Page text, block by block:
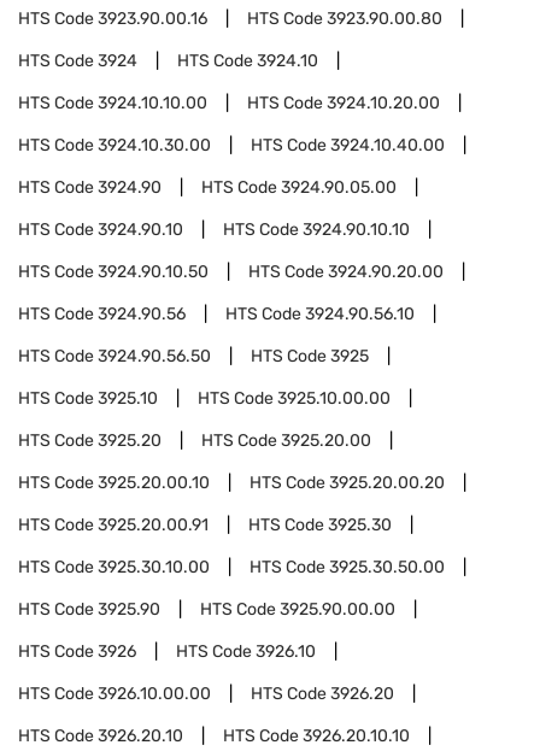
HTS Code3923.90.00.16 HTS Code3923.90.00.80
HTS Code3924 HTS Code3924.10
HTS Code3924.10.10.00 HTS Code3924.10.20.00
HTS Code3924.10.30.00 HTS Code3924.10.40.00
HTS Code3924.90 HTS Code3924.90.05.00
HTS Code3924.90.10 HTS Code3924.90.10.10
HTS Code3924.90.10.50 HTS Code3924.90.20.00
HTS Code3924.90.56 HTS Code3924.90.56.10
HTS Code3924.90.56.50 HTS Code3925
HTS Code3925.10 HTS Code3925.10.00.00
HTS Code3925.20 HTS Code3925.20.00
HTS Code3925.20.00.10 HTS Code3925.20.00.20
HTS Code3925.20.00.91 HTS Code3925.30
HTS Code3925.30.10.00 HTS Code3925.30.50.00
HTS Code3925.90 HTS Code3925.90.00.00
HTS Code3926 HTS Code3926.10
HTS Code3926.10.00.00 HTS Code3926.20
HTS Code3926.20.10 HTS Code3926.20.10.10